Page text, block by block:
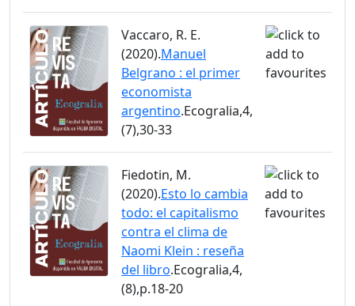
Vaccaro, R. E.
(2020).Manuel
Belgrano : el primer
economista
argentino.Ecogralia,4,
(7),30-33
Fiedotin, M.
(2020).Esto lo cambia
todo: el capitalismo
contra el clima de
Naomi Klein : reseña
del libro.Ecogralia,4,
(8),p.18-20